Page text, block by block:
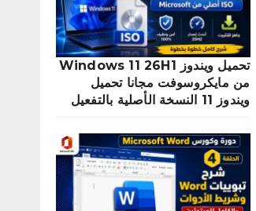
تحميل ويندوز Windows 11 26H1
من مايكروسوفت مجانا تحميل
ويندوز 11 النسخة الأصلية بالتفعيل